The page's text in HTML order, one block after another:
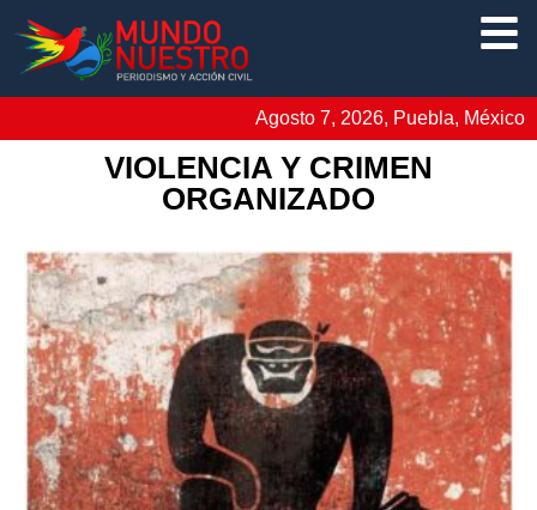
Agosto 7, 2026, Puebla, México
VIOLENCIA Y CRIMEN
ORGANIZADO